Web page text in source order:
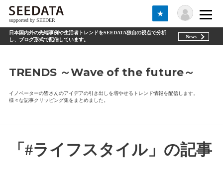
supported by SEEDER
★
日本国内外の先端事例や生活者トレンドをSEEDATA独自の視点で分析
し、ブログ形式で配信しています。
News
TRENDS ～Wave of the future～
イノベーターの皆さんのアイデアの引き出しを増やせるトレンド情報を配信します。
様々な記事クリッピング集をまとめました。
「#ライフスタイル」の記事